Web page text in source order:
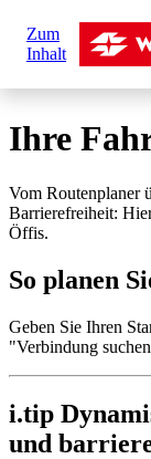
Zum
Inhalt
sind
hier:
Startseite Ihre
Ihre
Vom Routenplaner
Barrierefreiheit:
Öffis.
So planen
Geben Sie Ihren
"Verbindung
i.tip
und